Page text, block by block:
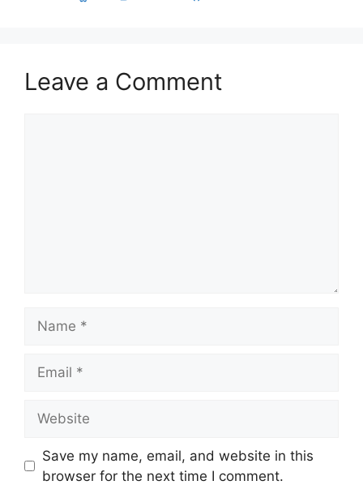
Leave a Comment
Save my name, email, and website in this
browser for the next time I comment.